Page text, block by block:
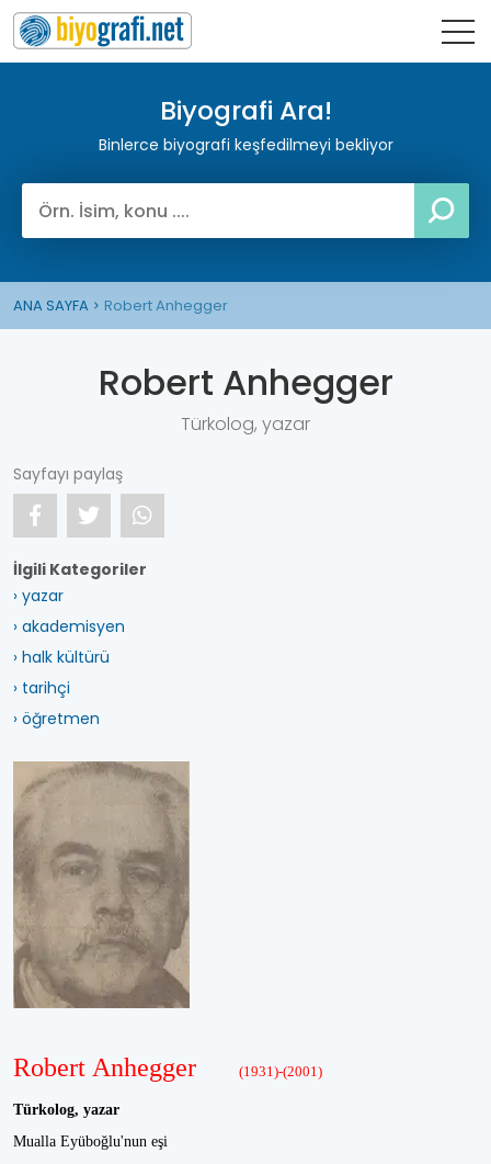
Biyografi Ara!
Binlerce biyografi keşfedilmeyi bekliyor
ANA SAYFA Robert Anhegger
Robert Anhegger
Türkolog, yazar
Sayfayı paylaş
İlgili Kategoriler
› yazar
› akademisyen
› halk kültürü
› tarihçi
› öğretmen
Robert Anhegger (1931)-(2001)
Türkolog, yazar
Mualla Eyüboğlu'nun eşi